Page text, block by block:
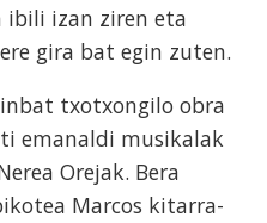
ibili izan ziren eta
gira bat egin zuten.
txotxongilo obra
emanaldi musikalak
Orejak. Bera
Marcos kitarra-